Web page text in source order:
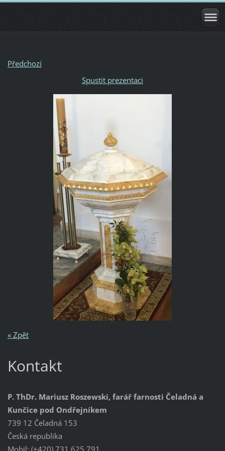
Předchozí
Spustit prezentaci
« Zpět
Kontakt
P. ThDr. Mariusz Roszewski, farář farnosti Čeladná a
Kunčice pod Ondřejníkem
739 12 Čeladná 153
Česká republika
Mobil: (+420) 731 625 791